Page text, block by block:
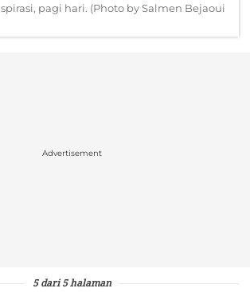
pagi hari. (Photo by Salmen Bejaoui
Advertisement
5 dari 5 halaman